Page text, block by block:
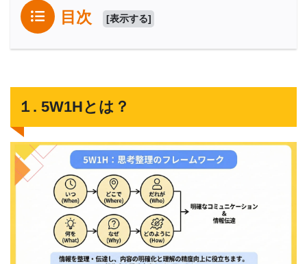
目次 [表示する]
１. 5W1Hとは？